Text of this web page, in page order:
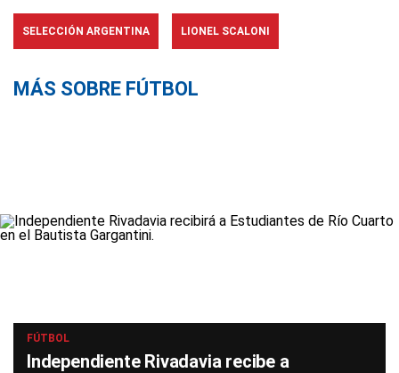
SELECCIÓN ARGENTINA LIONEL SCALONI
MÁS SOBRE FÚTBOL
FÚTBOL
Independiente Rivadavia recibe a